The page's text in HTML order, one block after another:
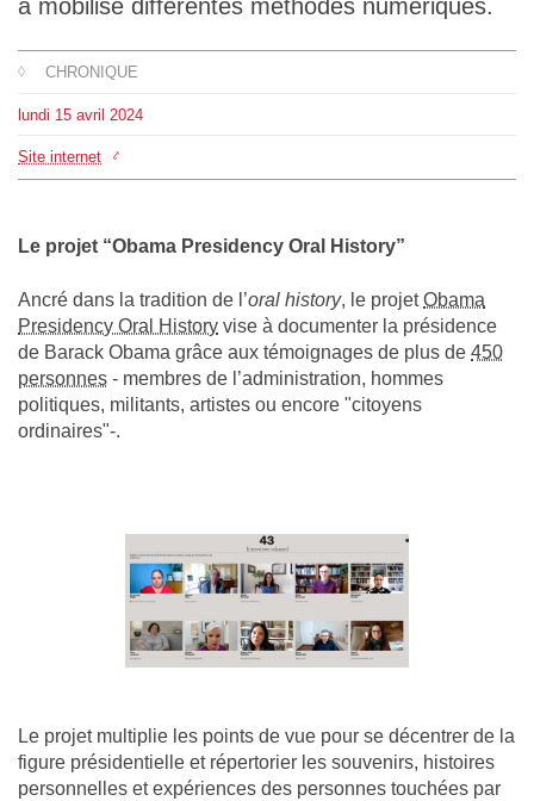
a mobilisé différentes méthodes numériques.
CHRONIQUE
lundi 15 avril 2024
Site internet
Le projet “Obama Presidency Oral History”
Ancré dans la tradition de l’oral history, le projetObama
Presidency Oral History vise à documenter la présidence
de Barack Obama grâce aux témoignages de plus de 450
personnes - membres de l’administration, hommes
politiques, militants, artistes ou encore "citoyens
ordinaires"-.
Le projet multiplie les points de vue pour se décentrer de la
figure présidentielle et répertorier les souvenirs, histoires
personnelles et expériences des personnes touchées par